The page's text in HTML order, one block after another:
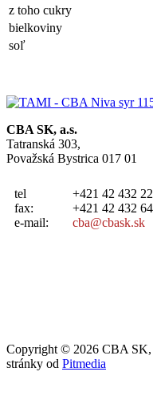
z toho cukry
bielkoviny
soľ
CBA SK, a.s.
Tatranská 303,
Považská Bystrica 017 01
tel
fax:
e-mail:
+421 42 432
+421 42 432
cba@cbask.sk
Copyright © 2026 CBA SK,
stránky od Pitmedia